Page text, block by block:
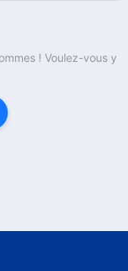
! Voulez-vous y